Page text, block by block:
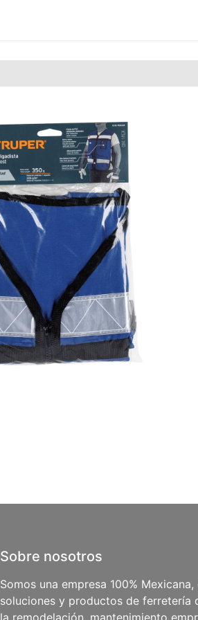
Sobre nosotros
Somos una empresa 100%
soluciones y productos de ferretería
la remodelación, mantenimiento